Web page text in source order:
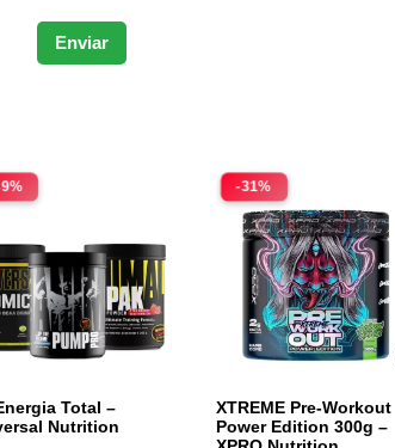
Total –
Nutrition
-31%
XTREME Pre-Workout
Power Edition 300g –